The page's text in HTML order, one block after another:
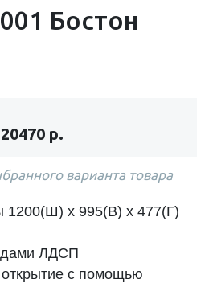
Бостон
20470 р.
варианта товара
1200(Ш) х 995(В) х 477(Г)
ЛДСП
открытие с помощью